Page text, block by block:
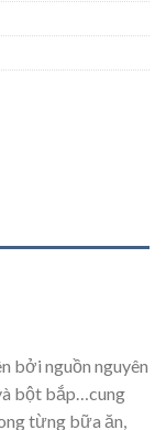
bởi nguồn nguyên
bột bắp…cung
từng bữa ăn,